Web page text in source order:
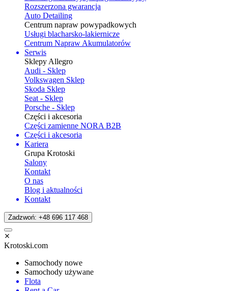
Rozszerzona gwarancja
Auto Detailing
Centrum napraw powypadkowych
Usługi blacharsko-lakiernicze
Centrum Napraw Akumulatorów
Serwis
Sklepy Allegro
Audi - Sklep
Volkswagen Sklep
Skoda Sklep
Seat - Sklep
Porsche - Sklep
Części i akcesoria
Części zamienne NORA B2B
Części i akcesoria
Kariera
Grupa Krotoski
Salony
Kontakt
O nas
Blog i aktualności
Kontakt
Zadzwoń: +48 696 117 468
Krotoski.com
Samochody nowe
Samochody używane
Flota